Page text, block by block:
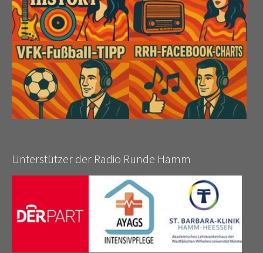
Unterstützer der Radio Runde Hamm